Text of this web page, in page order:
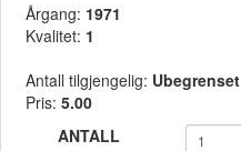
Årgang: 1971
Kvalitet: 1
Antall tilgjengelig: Ubegrenset
Pris: 5.00
ANTALL